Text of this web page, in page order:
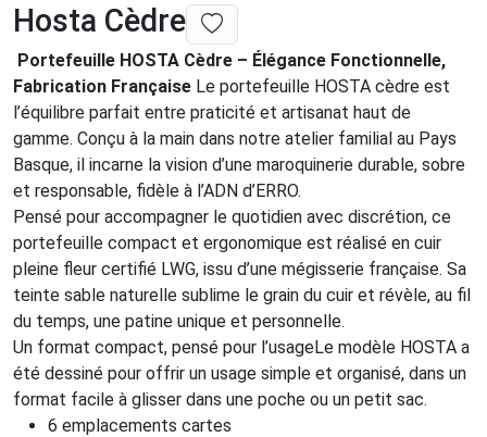
Hosta Cèdre
Portefeuille HOSTA Cèdre – Élégance Fonctionnelle,
Fabrication Française Le portefeuille HOSTA cèdre est
l’équilibre parfait entre praticité et artisanat haut de
gamme. Conçu à la main dans notre atelier familial au Pays
Basque, il incarne la vision d’une maroquinerie durable, sobre
et responsable, fidèle à l’ADN d’ERRO.
Pensé pour accompagner le quotidien avec discrétion, ce
portefeuille compact et ergonomique est réalisé en cuir
pleine fleur certifié LWG, issu d’une mégisserie française. Sa
teinte sable naturelle sublime le grain du cuir et révèle, au fil
du temps, une patine unique et personnelle.
Un format compact, pensé pour l’usageLe modèle HOSTA a
été dessiné pour offrir un usage simple et organisé, dans un
format facile à glisser dans une poche ou un petit sac.
6 emplacements cartes